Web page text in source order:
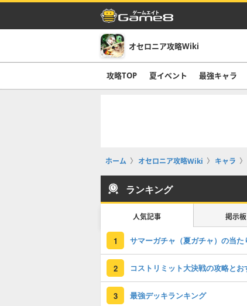
オセロニア攻略Wiki
攻略TOP 夏イベント 最強キャラ
ホーム オセロニア攻略Wiki キャラ
ランキング
人気記事 掲示板
1
2
3 最強デッキランキング